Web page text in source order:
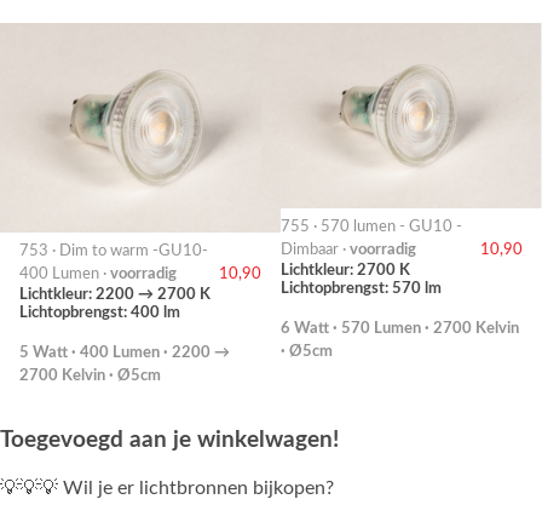
753 · Dim to warm -GU10-
400 Lumen · voorradig
10,90
Lichtkleur: 2200 → 2700 K
Lichtopbrengst: 400 lm
5 Watt · 400 Lumen · 2200 →
2700 Kelvin · Ø5cm
755 · 570 lumen - GU10 -
Dimbaar · voorradig
10,90
Lichtkleur: 2700 K
Lichtopbrengst: 570 lm
6 Watt · 570 Lumen · 2700 Kelvin
· Ø5cm
Toegevoegd aan je winkelwagen!
💡💡💡 Wil je er lichtbronnen bijkopen?